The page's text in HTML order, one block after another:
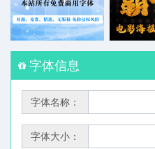
字体信息
字体名称：
字体大小：